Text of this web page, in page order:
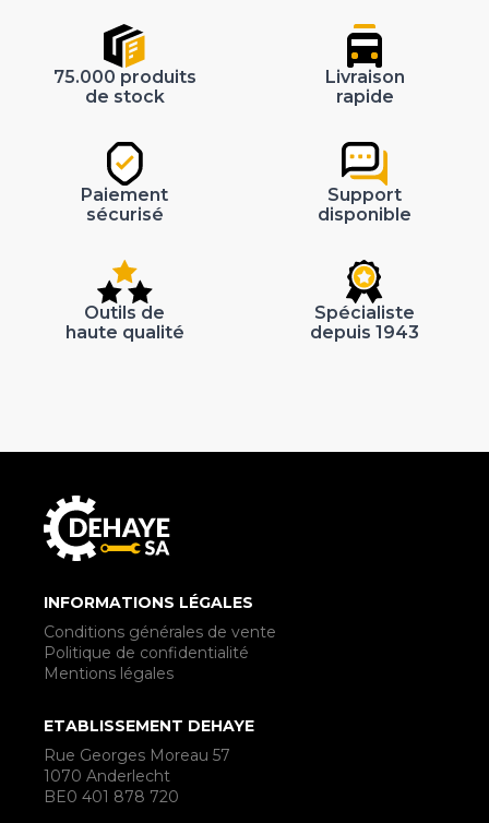
75.000 produits
de stock
Livraison
rapide
Paiement
sécurisé
Support
disponible
Outils de
haute qualité
Spécialiste
depuis 1943
INFORMATIONS LÉGALES
Conditions générales de vente
Politique de confidentialité
Mentions légales
ETABLISSEMENT DEHAYE
Rue Georges Moreau 57
1070 Anderlecht
BE0 401 878 720